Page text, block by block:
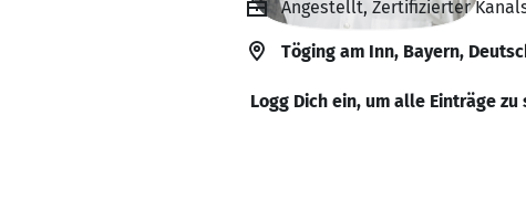
Angestellt, Zertifizierter
Töging am Inn, Bayern,
Logg Dich ein, um alle Einträge zu